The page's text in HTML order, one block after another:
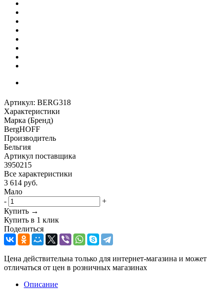
Артикул: BERG318
Характеристики
Марка (Бренд)
BergHOFF
Производитель
Бельгия
Артикул поставщика
3950215
Все характеристики
3 614 руб.
Мало
-
+
Купить →
Купить в 1 клик
Поделиться
Цена действительна только для интернет-магазина и может
отличаться от цен в розничных магазинах
Описание